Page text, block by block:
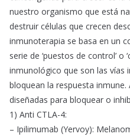
nuestro organismo que está
destruir células que crecen
inmunoterapia se basa en un
serie de ‘puestos de control’ o
inmunológico que son las vías
bloquean la respuesta
diseñadas para bloquear o
1) Anti CTLA-4:
– Ipilimumab (Yervoy):